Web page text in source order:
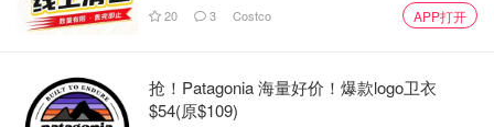
20 3 Costco APP打开
抢！Patagonia 海量好价！爆款logo卫衣
$54(原$109)